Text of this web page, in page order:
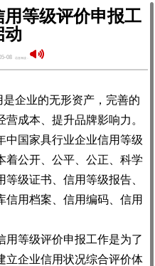
等级评价申报工
动
08 语音阅读：
企业的无形资产，完善的
成本、提升品牌影响力。
中国家具行业企业信用等级
着公开、公平、公正、科学
级证书、信用等级报告、
信用档案、信用编码、信用
等级评价申报工作是为了
立企业信用状况综合评价体